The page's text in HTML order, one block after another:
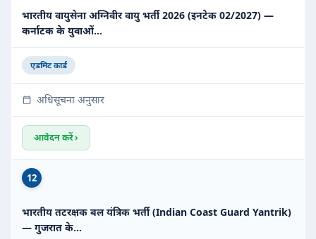
भारतीय वायुसेना अग्निवीर वायु भर्ती 2026 (इनटेक 02/2027) —
कर्नाटक के युवाओं…
एडमिट कार्ड
अधिसूचना अनुसार
आवेदन करें ›
12
भारतीय तटरक्षक बल यंत्रिक भर्ती (Indian Coast Guard Yantrik)
— गुजरात के…